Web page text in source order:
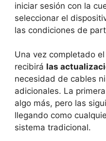
iniciar sesión con la
seleccionar el
las condiciones de
Una vez completado
recibirá las
necesidad de cables
adicionales. La
algo más, pero las
llegando como
sistema tradicional.